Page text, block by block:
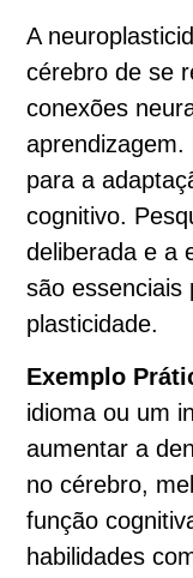
A
cérebro de se
conexões
aprendizagem.
para a
cognitivo.
deliberada e a
são essenciais
plasticidade.
Exemplo
idioma ou um
aumentar a
no cérebro,
função
habilidades